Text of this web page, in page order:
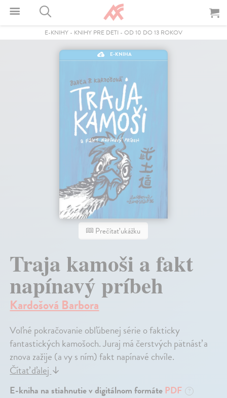
E-KNIHY - KNIHY PRE DETI - OD 10 DO 13 ROKOV
E-KNIHA
Prečítať ukážku
Traja kamoši a fakt
napínavý príbeh
Kardošová Barbora
Voľné pokračovanie obľúbenej série o fakticky
fantastických kamošoch. Juraj má čerstvých pätnásť a
znova zažije (a vy s ním) fakt napínavé chvíle.
Čítať ďalej↓
E-kniha na stiahnutie v digitálnom formátePDF ?